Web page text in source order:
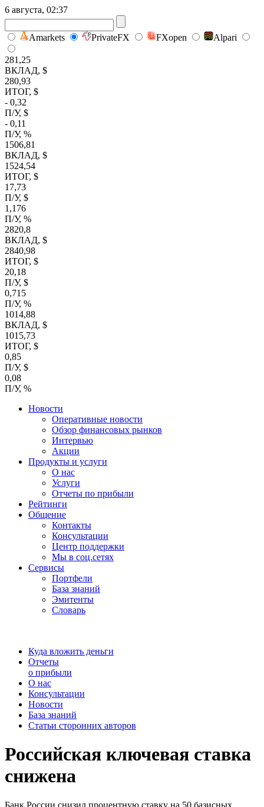
6 августа, 02:37
Amarkets PrivateFX FXopen Alpari
281,25
ВКЛАД, $
280,93
ИТОГ, $
- 0,32
П/У, $
- 0,11
П/У, %
1506,81
ВКЛАД, $
1524,54
ИТОГ, $
17,73
П/У, $
1,176
П/У, %
2820,8
ВКЛАД, $
2840,98
ИТОГ, $
20,18
П/У, $
0,715
П/У, %
1014,88
ВКЛАД, $
1015,73
ИТОГ, $
0,85
П/У, $
0,08
П/У, %
Новости
Оперативные новости
Обзор финансовых рынков
Интервью
Акции
Продукты и услуги
О нас
Услуги
Отчеты по прибыли
Рейтинги
Общение
Контакты
Консультации
Центр поддержки
Мы в соц.сетях
Сервисы
Портфели
База знаний
Эмитенты
Словарь
Куда вложить деньги
Отчеты
о прибыли
О нас
Консультации
Новости
База знаний
Статьи сторонних авторов
Российская ключевая ставка
снижена
Банк России снизил процентную ставку на 50 базисных